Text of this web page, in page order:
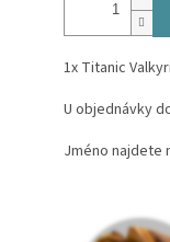
1x Titanic
U objednávky
Jméno najdete